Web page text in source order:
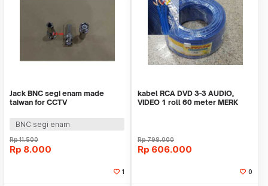
Jack BNC segi enam made
taiwan for CCTV
BNC segi enam
Rp11.500
Rp 8.000
1
kabel RCA DVD 3-3 AUDIO,
VIDEO 1 roll 60 meter MERK
Rp798.000
Rp 606.000
0